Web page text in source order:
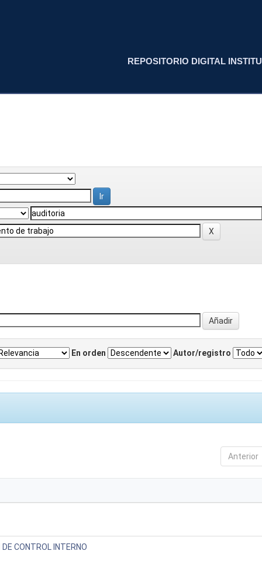
REPOSITORIO DIGITAL
En orden Autor/registro
Anterior
DE CONTROL INTERNO